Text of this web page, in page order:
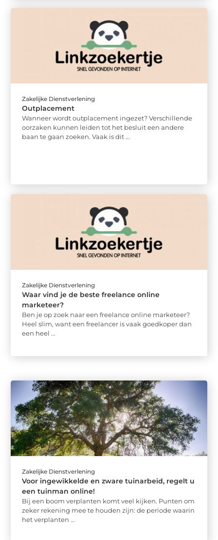
Zakelijke Dienstverlening
Outplacement
Wanneer wordt outplacement ingezet? Verschillende
oorzaken kunnen leiden tot het besluit een andere
baan te gaan zoeken. Vaak is dit ...
Zakelijke Dienstverlening
Waar vind je de beste freelance online
marketeer?
Ben je op zoek naar een freelance online marketeer?
Heel slim, want een freelancer is vaak goedkoper dan
een heel ...
Zakelijke Dienstverlening
Voor ingewikkelde en zware tuinarbeid, regelt u
een tuinman online!
Bij een boom verplanten komt veel kijken. Punten om
zeker rekening mee te houden zijn: de periode waarin
het verplanten ...